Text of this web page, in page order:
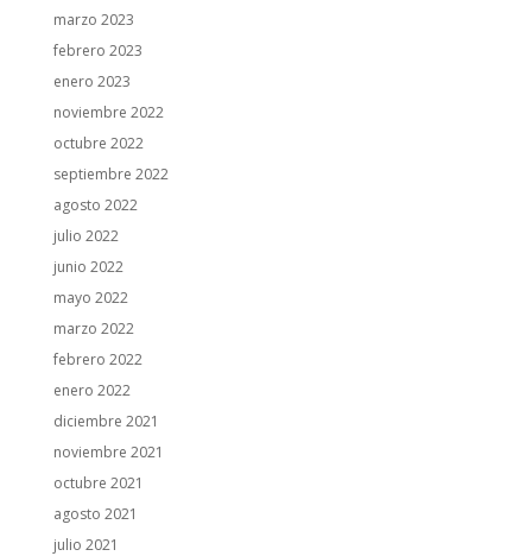
marzo 2023
febrero 2023
enero 2023
noviembre 2022
octubre 2022
septiembre 2022
agosto 2022
julio 2022
junio 2022
mayo 2022
marzo 2022
febrero 2022
enero 2022
diciembre 2021
noviembre 2021
octubre 2021
agosto 2021
julio 2021